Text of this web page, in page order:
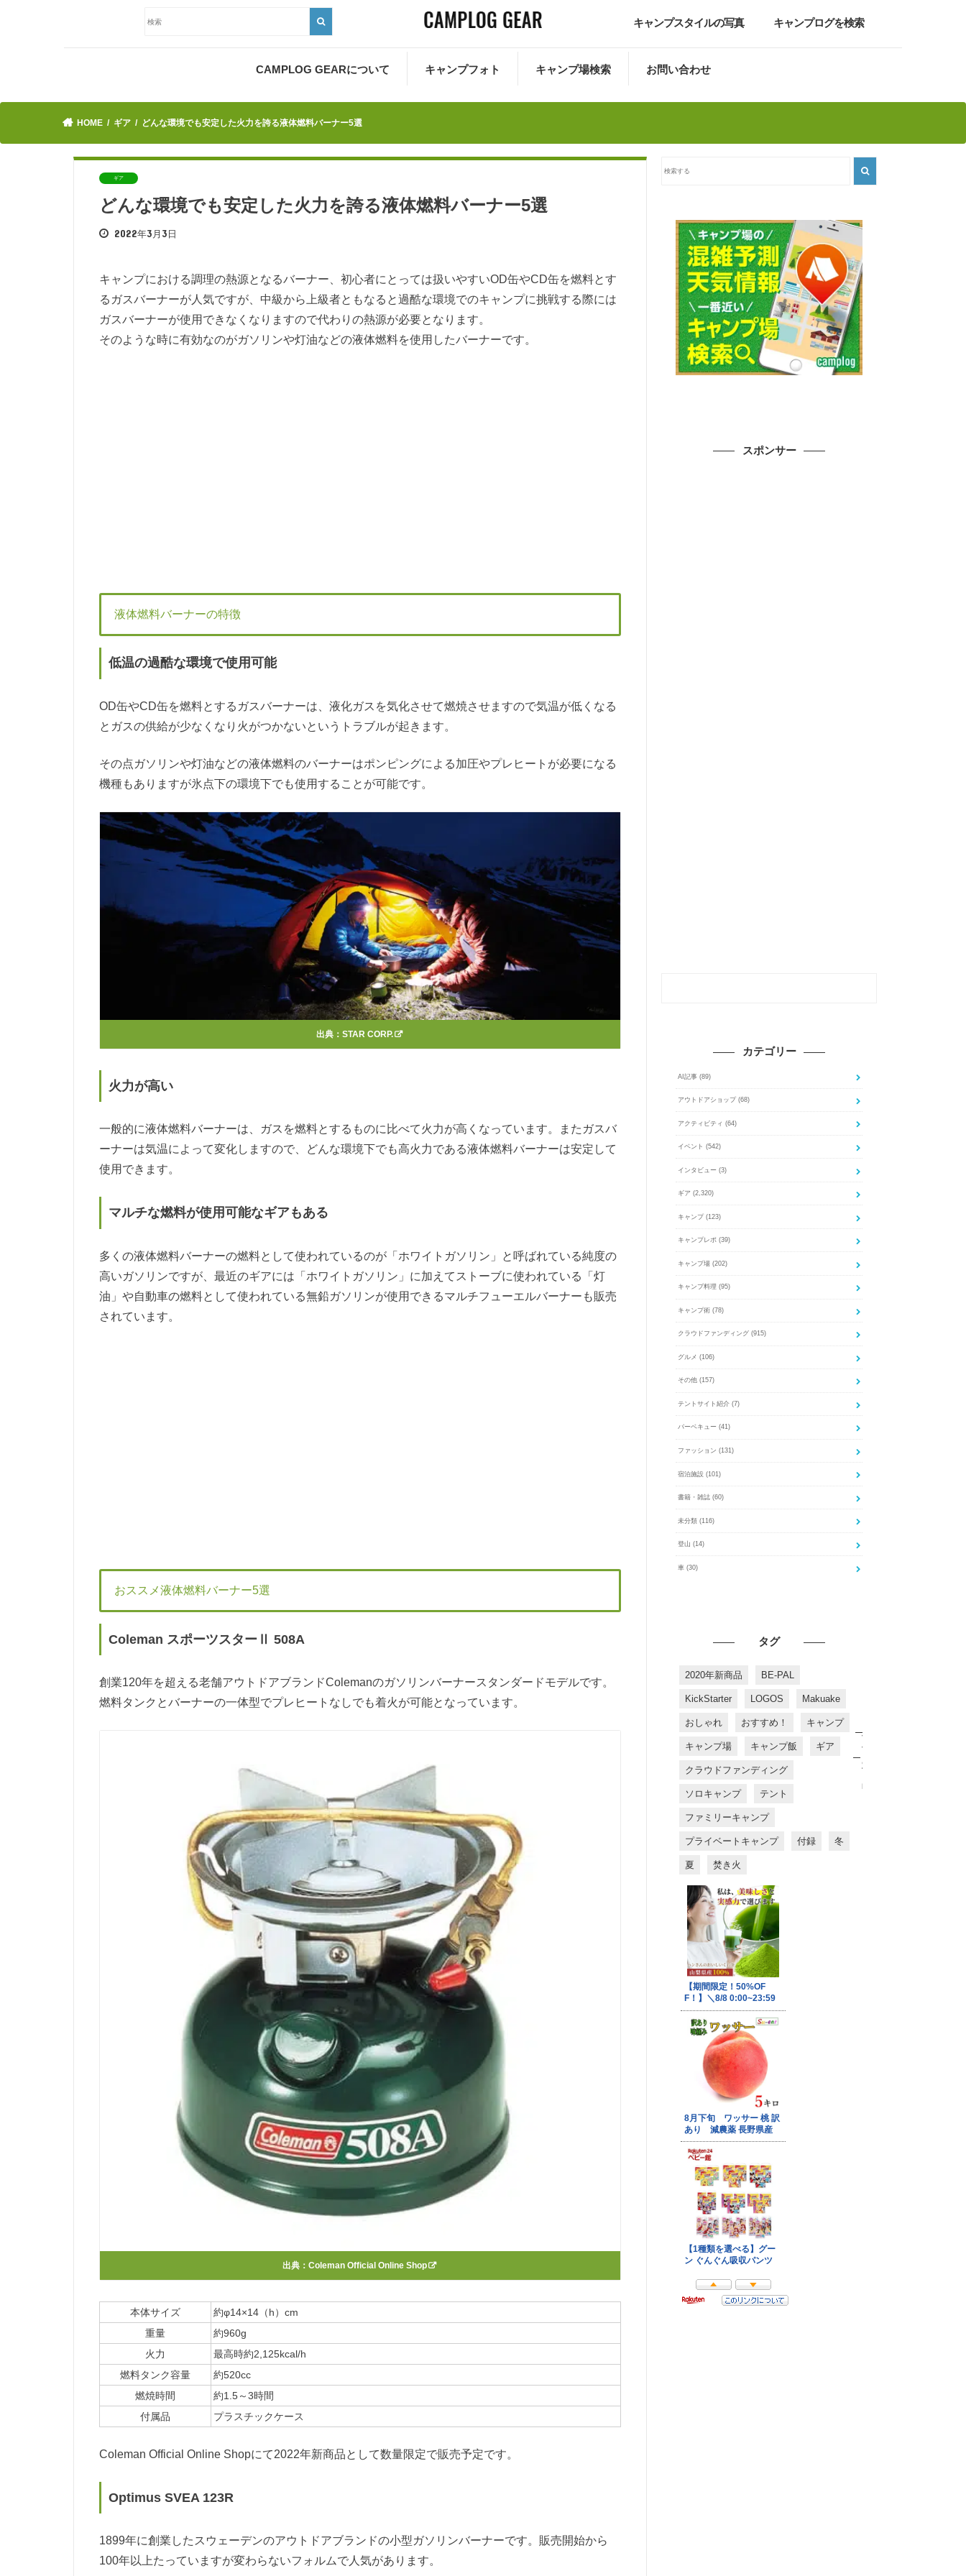
キャンプスタイルの写真 キャンプログを検索
CAMPLOG GEARについて キャンプフォト キャンプ場検索 お問い合わせ
HOME ギア どんな環境でも安定した火力を誇る液体燃料バーナー5選
ギア
どんな環境でも安定した火力を誇る液体燃料バーナー5選
2022年3月3日
キャンプにおける調理の熱源となるバーナー、初心者にとっては扱いやすいOD缶やCD缶を燃料とす
るガスバーナーが人気ですが、中級から上級者ともなると過酷な環境でのキャンプに挑戦する際には
ガスバーナーが使用できなくなりますので代わりの熱源が必要となります。
そのような時に有効なのがガソリンや灯油などの液体燃料を使用したバーナーです。
液体燃料バーナーの特徴
低温の過酷な環境で使用可能
OD缶やCD缶を燃料とするガスバーナーは、液化ガスを気化させて燃焼させますので気温が低くなる
とガスの供給が少なくなり火がつかないというトラブルが起きます。
その点ガソリンや灯油などの液体燃料のバーナーはポンピングによる加圧やプレヒートが必要になる
機種もありますが氷点下の環境下でも使用することが可能です。
出典： STAR CORP.
火力が高い
一般的に液体燃料バーナーは、ガスを燃料とするものに比べて火力が高くなっています。またガスバ
ーナーは気温によって変化しますので、どんな環境下でも高火力である液体燃料バーナーは安定して
使用できます。
マルチな燃料が使用可能なギアもある
多くの液体燃料バーナーの燃料として使われているのが「ホワイトガソリン」と呼ばれている純度の
高いガソリンですが、最近のギアには「ホワイトガソリン」に加えてストーブに使われている「灯
油」や自動車の燃料として使われている無鉛ガソリンが使用できるマルチフューエルバーナーも販売
されています。
おススメ液体燃料バーナー5選
Coleman スポーツスターⅡ 508A
創業120年を超える老舗アウトドアブランドColemanのガソリンバーナースタンダードモデルです。
燃料タンクとバーナーの一体型でプレヒートなしでも着火が可能となっています。
出典： Coleman Official Online Shop
本体サイズ
約φ14×14（h）cm
重量
約960g
火力
最高時約2,125kcal/h
燃料タンク容量
約520cc
燃焼時間
約1.5～3時間
付属品
プラスチックケース
Coleman Official Online Shopにて2022年新商品として数量限定で販売予定です。
Optimus SVEA 123R
1899年に創業したスウェーデンのアウトドアブランドの小型ガソリンバーナーです。販売開始から
100年以上たっていますが変わらないフォルムで人気があります。
スポンサー
カテゴリー
AI記事 (89)
アウトドアショップ (68)
アクティビティ (64)
イベント (542)
インタビュー (3)
ギア (2,320)
キャンプ (123)
キャンプレポ (39)
キャンプ場 (202)
キャンプ料理 (95)
キャンプ術 (78)
クラウドファンディング (915)
グルメ (106)
その他 (157)
テントサイト紹介 (7)
バーベキュー (41)
ファッション (131)
宿泊施設 (101)
書籍・雑誌 (60)
未分類 (116)
登山 (14)
車 (30)
タグ
2020年新商品 BE-PAL
KickStarter LOGOS Makuake
おしゃれ おすすめ！ キャンプ
キャンプ場 キャンプ飯 ギア
クラウドファンディング
ソロキャンプ テント
ファミリーキャンプ
プライベートキャンプ 付録 冬
夏 焚き火
す
す
め
商
品